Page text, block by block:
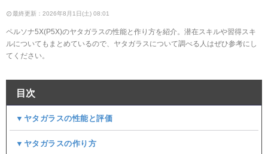
最終更新：2026年8月1日(土) 08:01
ペルソナ5X(P5X)のヤタガラスの性能と作り方を紹介。潜在スキルや習得スキ
ルについてもまとめているので、ヤタガラスについて調べる人はぜひ参考にし
てください。
目次
▼ヤタガラスの性能と評価
▼ヤタガラスの作り方